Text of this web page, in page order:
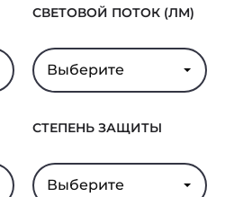
СВЕТОВОЙ ПОТОК (ЛМ)
Выберите
СТЕПЕНЬ ЗАЩИТЫ
Выберите